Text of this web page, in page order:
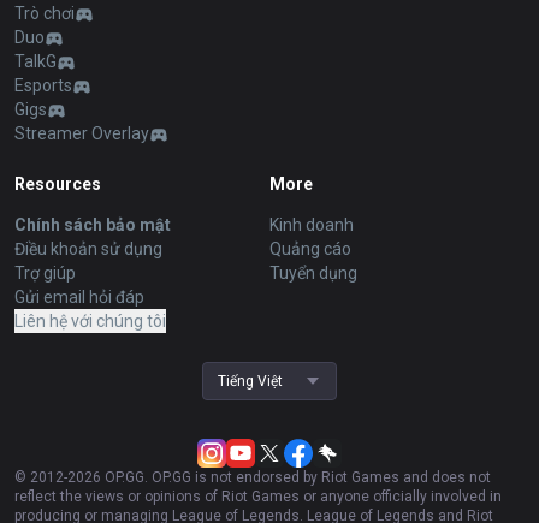
Trò chơi
Duo
TalkG
Esports
Gigs
Streamer Overlay
Resources
Chính sách bảo mật
Điều khoản sử dụng
Trợ giúp
Gửi email hỏi đáp
Liên hệ với chúng tôi
More
Kinh doanh
Quảng cáo
Tuyển dụng
Tiếng Việt
© 2012-2026 OP.GG. OP.GG is not endorsed by Riot Games and does not
reflect the views or opinions of Riot Games or anyone officially involved in
producing or managing League of Legends. League of Legends and Riot